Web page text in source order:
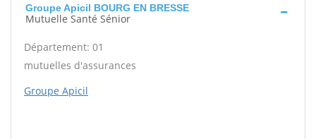
Groupe Apicil BOURG EN BRESSE
Mutuelle Santé Sénior
Département: 01
mutuelles d'assurances
Groupe Apicil